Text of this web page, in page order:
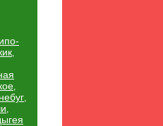
,
,
небуг,
,